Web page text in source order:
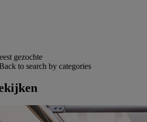
gezochte
to search by categories